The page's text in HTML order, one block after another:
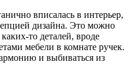
вписалась в интерьер,
дизайна. Это можно
то деталей, вроде
мебели в комнате ручек.
и выбиваться из